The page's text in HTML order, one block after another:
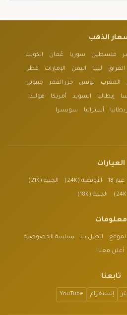
الذهب
فلسطين سوريا عُمان الكويت
العراق ليبيا اليمن الإمارات قطر
المغرب تونس جزر القمر جيبوتي
إيطاليا السويد أمريكا هولندا
أستراليا سويسرا
العيارات
عيار 18 الأونصة (24K) الجنية (21K)
الجنية (18K)
معلومات
اتصل بنا سياسة الخصوصية
أعلن معنا
تابعنا
إنستغرام YouTube